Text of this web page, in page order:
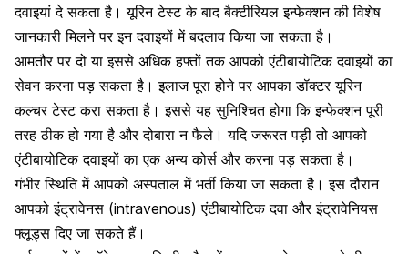
दवाइयां दे सकता है। यूरिन टेस्ट के बाद बैक्टीरियल इन्फेक्शन की विशेष
जानकारी मिलने पर इन दवाइयों में बदलाव किया जा सकता है।
आमतौर पर दो या इससे अधिक हफ्तों तक आपको एंटीबायोटिक दवाइयों का
सेवन करना पड़ सकता है। इलाज पूरा होने पर आपका डॉक्टर यूरिन
कल्चर टेस्ट करा सकता है। इससे यह सुनिश्चित होगा कि इन्फेक्शन पूरी
तरह ठीक हो गया है और दोबारा न फैले। यदि जरूरत पड़ी तो आपको
एंटीबायोटिक दवाइयों का एक अन्य कोर्स और करना पड़ सकता है।
गंभीर स्थिति में आपको अस्पताल में भर्ती किया जा सकता है। इस दौरान
आपको इंट्रावेनस (intravenous) एंटीबायोटिक दवा और इंट्रावेनियस
फ्लूड्स दिए जा सकते हैं।